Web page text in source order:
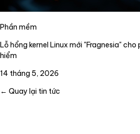
Phần mềm
Lỗ hổng kernel Linux mới "Fragnesia"
hiểm
14 tháng 5, 2026
← Quay lại tin tức